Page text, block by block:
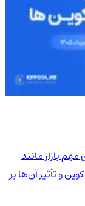
بازار مانند
و تأثیر آن‌ها بر